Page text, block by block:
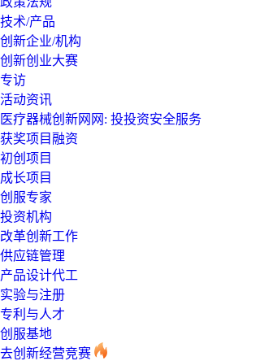
技术/产品
创新企业/机构
创新创业大赛
专访
活动资讯
医疗器械创新网网: 投投资安全服务
获奖项目融资
初创项目
成长项目
创服专家
投资机构
改革创新工作
供应链管理
产品设计代工
实验与注册
专利与人才
创服基地
去创新经营竞赛